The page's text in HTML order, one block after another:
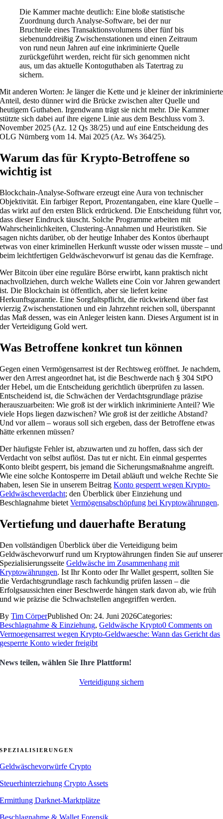
Die Kammer machte deutlich: Eine bloße statistische
Zuordnung durch Analyse-Software, bei der nur
Bruchteile eines Transaktionsvolumens über fünf bis
siebenunddreißig Zwischenstationen und einen Zeitraum
von rund neun Jahren auf eine inkriminierte Quelle
zurückgeführt werden, reicht für sich genommen nicht
aus, um das aktuelle Kontoguthaben als Tatertrag zu
sichern.
Mit anderen Worten: Je länger die Kette und je kleiner der inkriminierte
Anteil, desto dünner wird die Brücke zwischen alter Quelle und
heutigem Guthaben. Irgendwann trägt sie nicht mehr. Die Kammer
stützte sich dabei auf ihre eigene Linie aus dem Beschluss vom 3.
November 2025 (Az. 12 Qs 38/25) und auf eine Entscheidung des
OLG Nürnberg vom 14. Mai 2025 (Az. Ws 364/25).
Warum das für Krypto-Betroffene so
wichtig ist
Blockchain-Analyse-Software erzeugt eine Aura von technischer
Objektivität. Ein farbiger Report, Prozentangaben, eine klare Quelle –
das wirkt auf den ersten Blick erdrückend. Die Entscheidung führt vor,
dass dieser Eindruck täuscht. Solche Programme arbeiten mit
Wahrscheinlichkeiten, Clustering-Annahmen und Heuristiken. Sie
sagen nichts darüber, ob der heutige Inhaber des Kontos überhaupt
etwas von einer kriminellen Herkunft wusste oder wissen musste – und
beim leichtfertigen Geldwäschevorwurf ist genau das die Kernfrage.
Wer Bitcoin über eine reguläre Börse erwirbt, kann praktisch nicht
nachvollziehen, durch welche Wallets eine Coin vor Jahren gewandert
ist. Die Blockchain ist öffentlich, aber sie liefert keine
Herkunftsgarantie. Eine Sorgfaltspflicht, die rückwirkend über fast
vierzig Zwischenstationen und ein Jahrzehnt reichen soll, überspannt
das Maß dessen, was ein Anleger leisten kann. Dieses Argument ist in
der Verteidigung Gold wert.
Was Betroffene konkret tun können
Gegen einen Vermögensarrest ist der Rechtsweg eröffnet. Je nachdem,
wer den Arrest angeordnet hat, ist die Beschwerde nach § 304 StPO
der Hebel, um die Entscheidung gerichtlich überprüfen zu lassen.
Entscheidend ist, die Schwächen der Verdachtsgrundlage präzise
herauszuarbeiten: Wie groß ist der wirklich inkriminierte Anteil? Wie
viele Hops liegen dazwischen? Wie groß ist der zeitliche Abstand?
Und vor allem – woraus soll sich ergeben, dass der Betroffene etwas
hätte erkennen müssen?
Der häufigste Fehler ist, abzuwarten und zu hoffen, dass sich der
Verdacht von selbst auflöst. Das tut er nicht. Ein einmal gesperrtes
Konto bleibt gesperrt, bis jemand die Sicherungsmaßnahme angreift.
Wie eine solche Kontosperre im Detail abläuft und welche Rechte Sie
haben, lesen Sie in unserem BeitragKonto gesperrt wegen Krypto-
Geldwäscheverdacht; den Überblick über Einziehung und
Beschlagnahme bietetVermögensabschöpfung bei Kryptowährungen.
Vertiefung und dauerhafte Beratung
Den vollständigen Überblick über die Verteidigung beim
Geldwäschevorwurf rund um Kryptowährungen finden Sie auf unserer
SpezialisierungsseiteGeldwäsche im Zusammenhang mit
Kryptowährungen. Ist Ihr Konto oder Ihr Wallet gesperrt, sollten Sie
die Verdachtsgrundlage rasch fachkundig prüfen lassen – die
Erfolgsaussichten einer Beschwerde hängen stark davon ab, wie früh
und wie präzise die Schwachstellen angegriffen werden.
ByTim CörperPublished On: 24. Juni 2026Categories:
Beschlagnahme & Einziehung,Geldwäsche Krypto0 Comments on
Vermoegensarrest wegen Krypto-Geldwaesche: Wann das Gericht das
gesperrte Konto wieder freigibt
News teilen, wählen Sie Ihre Plattform!
Verteidigung sichern
SPEZIALISIERUNGEN
Geldwäschevorwürfe Crypto
Steuerhinterziehung Crypto Assets
Ermittlung Darknet-Marktplätze